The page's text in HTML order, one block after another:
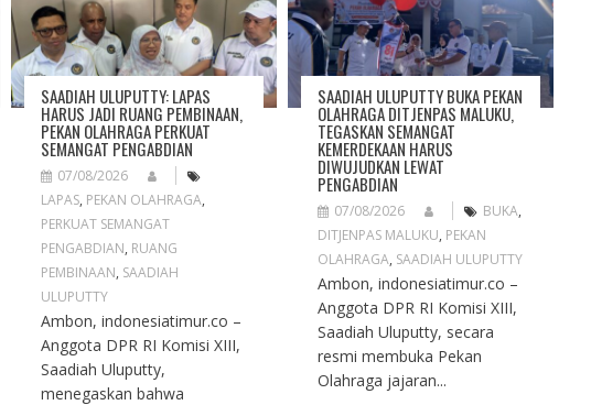
SAADIAH ULUPUTTY: LAPAS
HARUS JADI RUANG PEMBINAAN,
PEKAN OLAHRAGA PERKUAT
SEMANGAT PENGABDIAN
07/08/2026
LAPAS, PEKAN OLAHRAGA,
PERKUAT SEMANGAT
PENGABDIAN, RUANG
PEMBINAAN, SAADIAH
ULUPUTTY
Ambon, indonesiatimur.co –
Anggota DPR RI Komisi XIII,
Saadiah Uluputty,
menegaskan bahwa
SAADIAH ULUPUTTY BUKA PEKAN
OLAHRAGA DITJENPAS MALUKU,
TEGASKAN SEMANGAT
KEMERDEKAAN HARUS
DIWUJUDKAN LEWAT
PENGABDIAN
07/08/2026 BUKA,
DITJENPAS MALUKU, PEKAN
OLAHRAGA, SAADIAH ULUPUTTY
Ambon, indonesiatimur.co –
Anggota DPR RI Komisi XIII,
Saadiah Uluputty, secara
resmi membuka Pekan
Olahraga jajaran...